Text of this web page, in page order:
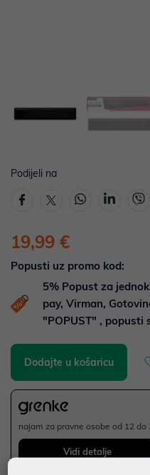
Podijeli na
19,99 €
Popusti uz promo kod:
5% Popust za
pay, Virman,
"POPUST" , popusti
Dodajte u košaricu
najam za pravne osobe od 12 do
Vidi detalje